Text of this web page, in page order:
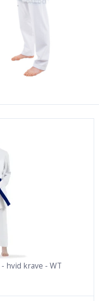
hvid krave - WT